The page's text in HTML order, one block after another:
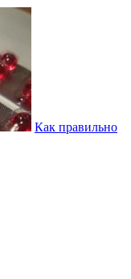
Как правильно